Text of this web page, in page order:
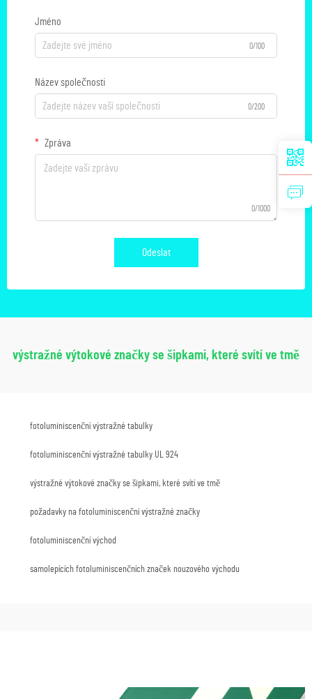
Jméno
0/100
Název společnosti
0/200
Zpráva
0/1000
Odeslat
výstražné výtokové značky se šipkami, které svítí ve tmě
fotoluminiscenční výstražné tabulky
fotoluminiscenční výstražné tabulky UL 924
výstražné výtokové značky se šipkami, které svítí ve tmě
požadavky na fotoluminiscenční výstražné značky
fotoluminiscenční východ
samolepících fotoluminiscenčních značek nouzového východu